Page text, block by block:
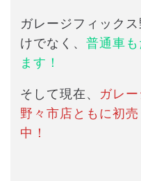
ガレージフィック
けでなく、 普通車
ます！
そして現在、 ガレ
野々市店ともに初
中！